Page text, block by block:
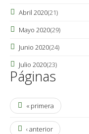
Abril 2020(21)
Mayo 2020(29)
Junio 2020(24)
Julio 2020(23)
Páginas
« primera
‹ anterior